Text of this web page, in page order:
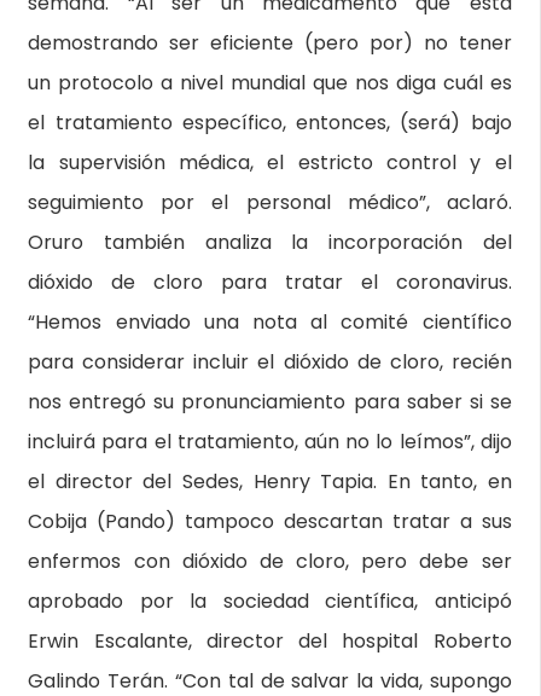
demostrando ser eficiente (pero por) no tener
un protocolo a nivel mundial que nos diga cuál es
el tratamiento específico, entonces, (será) bajo
la supervisión médica, el estricto control y el
seguimiento por el personal médico”, aclaró.
Oruro también analiza la incorporación del
dióxido de cloro para tratar el coronavirus.
“Hemos enviado una nota al comité científico
para considerar incluir el dióxido de cloro, recién
nos entregó su pronunciamiento para saber si se
incluirá para el tratamiento, aún no lo leímos”, dijo
el director del Sedes, Henry Tapia. En tanto, en
Cobija (Pando) tampoco descartan tratar a sus
enfermos con dióxido de cloro, pero debe ser
aprobado por la sociedad científica, anticipó
Erwin Escalante, director del hospital Roberto
Galindo Terán. “Con tal de salvar la vida, supongo